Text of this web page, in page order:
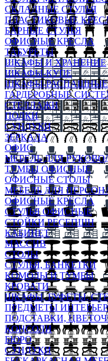
СКЛАДНЫЕ СТУЛЬЯ
ПЛАСТИКОВЫЕ
БАРНЫЕ СТУЛЬЯ
ОФИСНЫЕ КРЕСЛА
ТАБУРЕТЫ
ШКАФЫ И ХРАНЕНИЕ
ШКАФЫ-КУПЕ
ШКАФЫ-РАСПАШНЫЕ
ГАРДЕРОБНЫЕ
СТЕЛЛАЖИ
ПОЛКИ
СУНДУКИ
ЗЕРКАЛА
ОФИС
МЕБЕЛЬ ДЛЯ
ТУМБЫ ОФИСНЫЕ
ОФИСНЫЕ СТОЛЫ
МЕБЕЛЬ ДЛЯ
ОФИСНЫЕ КРЕСЛА
СТУЛЬЯ ОФИСНЫЕ
СТОЙКИ РЕСЕПШН
КАБИНЕТ
МАССИВ
СТОЛЫ
СТУЛЬЯ, БАНКЕТКИ
КОМОДЫ И ТУМБЫ
КРОВАТИ
ШКАФЫ, БУФЕТЫ,
ПРЕДМЕТЫ
ПОДСТАВКИ,
КОНСОЛИ
БЮРО
СУНДУКИ